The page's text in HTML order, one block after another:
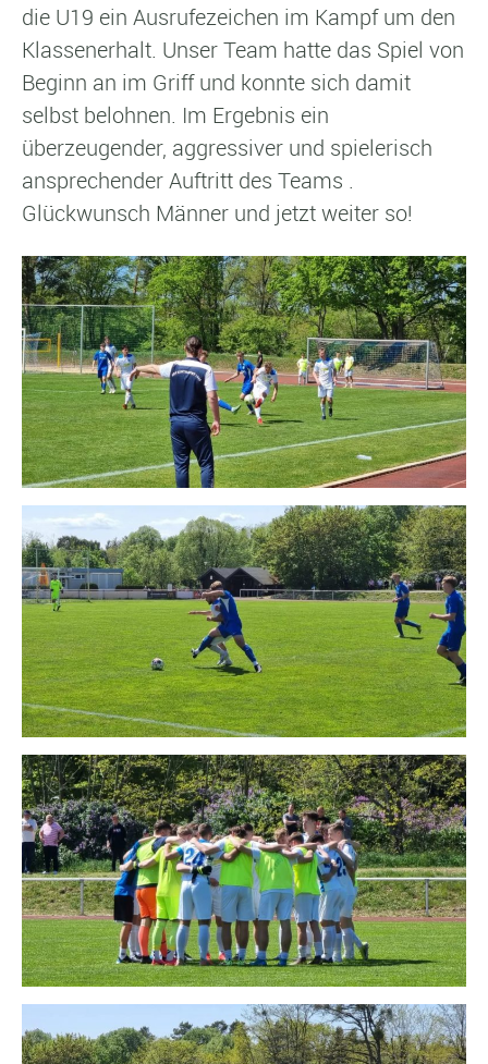
die U19 ein Ausrufezeichen im Kampf um den
Klassenerhalt. Unser Team hatte das Spiel von
Beginn an im Griff und konnte sich damit
selbst belohnen. Im Ergebnis ein
überzeugender, aggressiver und spielerisch
ansprechender Auftritt des Teams .
Glückwunsch Männer und jetzt weiter so!